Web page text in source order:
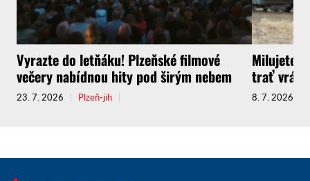
Vyrazte do letňáku! Plzeňské filmové
večery nabídnou hity pod širým nebem
23. 7. 2026 Plzeň-jih
Milujete
trať vrátí
8. 7. 2026